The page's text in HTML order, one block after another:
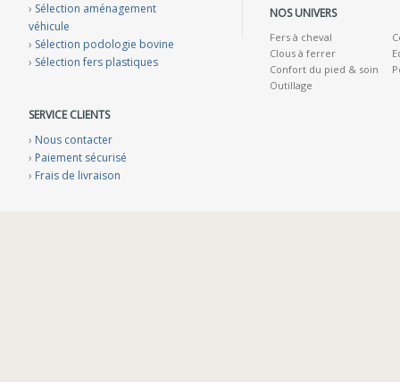
› Sélection aménagement
véhicule
› Sélection podologie bovine
› Sélection fers plastiques
SERVICE CLIENTS
› Nous contacter
› Paiement sécurisé
› Frais de livraison
NOS UNIVERS
Fers à cheval
Clous à ferrer
Confort du pied & soin
Outillage